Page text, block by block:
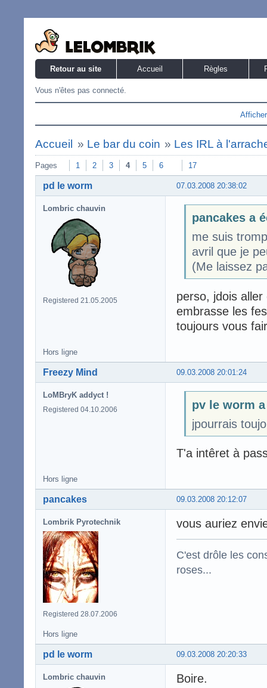
Retour au site Accueil Règles
Vous n'êtes pas connecté.
Accueil » Le bar du coin » Les IRL à
Pages 1 2 3 4 5 6 17
07.03.2008 20:38:02
pd le worm
Lombric chauvin
Registered 21.05.2005
pancakes a
me suis
avril que je
(Me laissez
perso, jdois
embrasse les
toujours vous
Hors ligne
09.03.2008 20:01:24
Freezy Mind
LoMBryK addyct !
Registered 04.10.2006
pv le worm
jpourrais
T'a intêret à
Hors ligne
09.03.2008 20:12:07
pancakes
Lombrik Pyrotechnik
Registered 28.07.2006
vous auriez
C'est drôle les
roses...
Hors ligne
09.03.2008 20:20:33
pd le worm
Lombric chauvin Boire.